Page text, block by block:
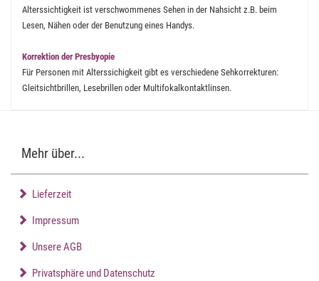
Alterssichtigkeit ist verschwommenes Sehen in der Nahsicht z.B. beim
Lesen, Nähen oder der Benutzung eines Handys.
Korrektion der Presbyopie
Für Personen mit Alterssichigkeit gibt es verschiedene Sehkorrekturen:
Gleitsichtbrillen, Lesebrillen oder Multifokalkontaktlinsen.
Mehr über...
Lieferzeit
Impressum
Unsere AGB
Privatsphäre und Datenschutz